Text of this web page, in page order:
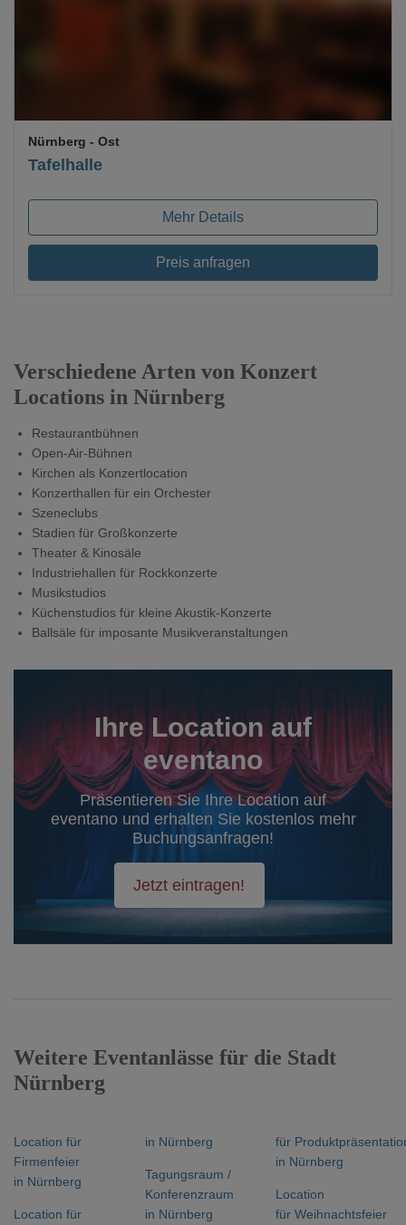
Tafelhalle
Nürnberg - Ost
Mehr Details
Preis anfragen
Verschiedene Arten von Konzert
Locations in Nürnberg
Restaurantbühnen
Open-Air-Bühnen
Kirchen als Konzertlocation
Konzerthallen für ein Orchester
Szeneclubs
Stadien für Großkonzerte
Theater & Kinosäle
Industriehallen für Rockkonzerte
Musikstudios
Küchenstudios für kleine Akustik-Konzerte
Ballsäle für imposante Musikveranstaltungen
Ihre Location auf
eventano
Präsentieren Sie Ihre Location auf
eventano und erhalten Sie kostenlos mehr
Buchungsanfragen!
Jetzt eintragen!
Weitere Eventanlässe für die Stadt
Nürnberg
Location für
Firmenfeier
in Nürnberg
Location für
in Nürnberg
Tagungsraum /
Konferenzraum
in Nürnberg
für
in Nürnberg
Location
für Weihnachtsfeier